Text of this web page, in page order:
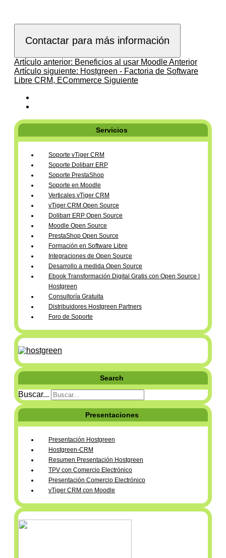
Artículo anterior: Beneficios al usar MoodleAnterior
Artículo siguiente: Hostgreen - Factoria de Software
Libre CRM, ECommerce Siguiente
Servicios
Soporte vTiger CRM
Soporte Dolibarr ERP
Soporte PrestaShop
Soporte en Moodle
Verticales vTiger CRM
vTiger CRM Open Source
Dolibarr ERP Open Source
Moodle Open Source
PrestaShop Open Source
Formación en Software Libre
Integraciones de Open Source
Desarrollo a medida Open Source
Ebook Transformación Digital Gratis con Open Source |
Hostgreen
Consultoría Gratuita
Distribuidores Hostgreen Partners
Foro de Soporte
Search
Buscar...
Presentaciones
Presentación Hostgreen
Hostgreen-CRM
Resumen Presentación Hostgreen
TPV con Comercio Electrónico
Presentación Comercio Electrónico
vTiger CRM con Moodle